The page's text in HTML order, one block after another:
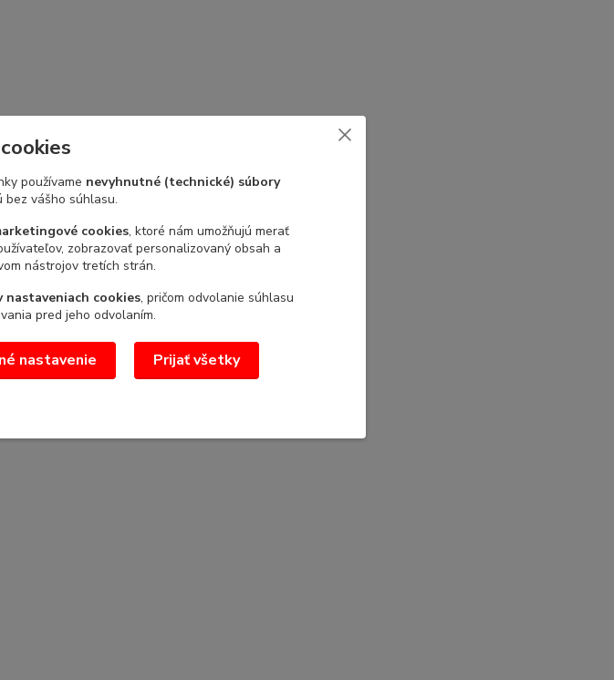
používame nevyhnutné (technické) súbory
vášho súhlasu.
cookies, ktoré nám umožňujú merať
zobrazovať personalizovaný obsah a
nástrojov tretích strán.
nastaveniach cookies, pričom odvolanie súhlasu
pred jeho odvolaním.
nastavenie Prijať všetky